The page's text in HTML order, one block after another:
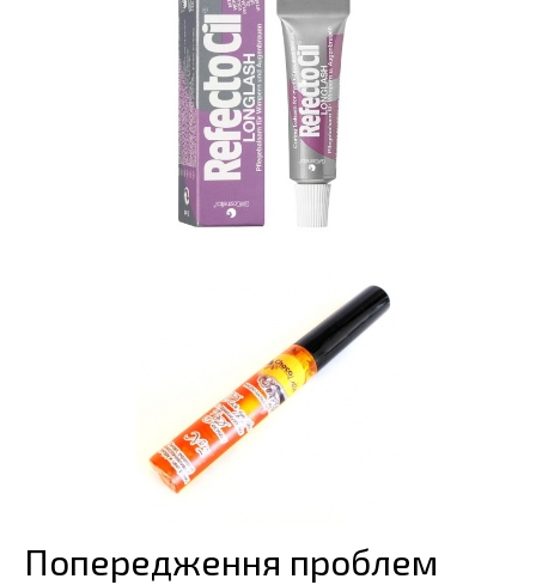
Попередження проблем